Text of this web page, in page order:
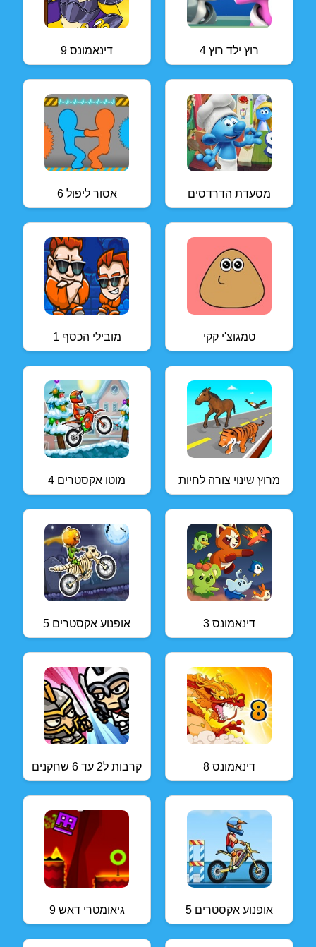
דינאמונס 9 רוץ ילד רוץ 4
אסור ליפול 6 מסעדת הדרדסים
מובילי הכסף 1 טמגוצ'י קקי
מוטו אקסטרים 4 מרוץ שינוי צורה לחיות
אופנוע אקסטרים 5 דינאמונס 3
קרבות ל2 עד 6 שחקנים דינאמונס 8
גיאומטרי דאש 9 אופנוע אקסטרים 5